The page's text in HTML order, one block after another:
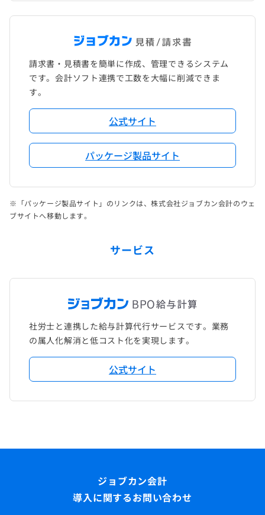
請求書・見積書を簡単に作成、管理できるシステム
です。会計ソフト連携で工数を大幅に削減できま
す。
公式サイト
パッケージ製品サイト
※「パッケージ製品サイト」のリンクは、株式会社ジョブカン会計のウェ
ブサイトへ移動します。
サービス
社労士と連携した給与計算代行サービスです。業務
の属人化解消と低コスト化を実現します。
公式サイト
導入に関するお問い合わせ